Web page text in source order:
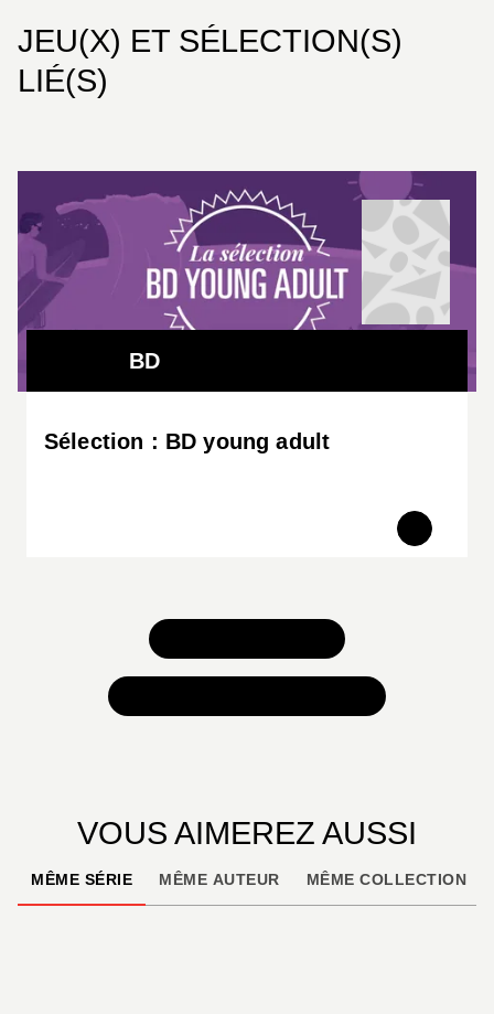
JEU(X) ET SÉLECTION(S)
LIÉ(S)
BD
Sélection : BD young adult
VOUS AIMEREZ AUSSI
MÊME SÉRIE MÊME AUTEUR MÊME COLLECTION